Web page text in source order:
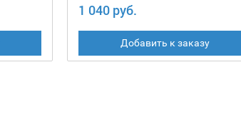
1 040 руб.
Добавить к заказу